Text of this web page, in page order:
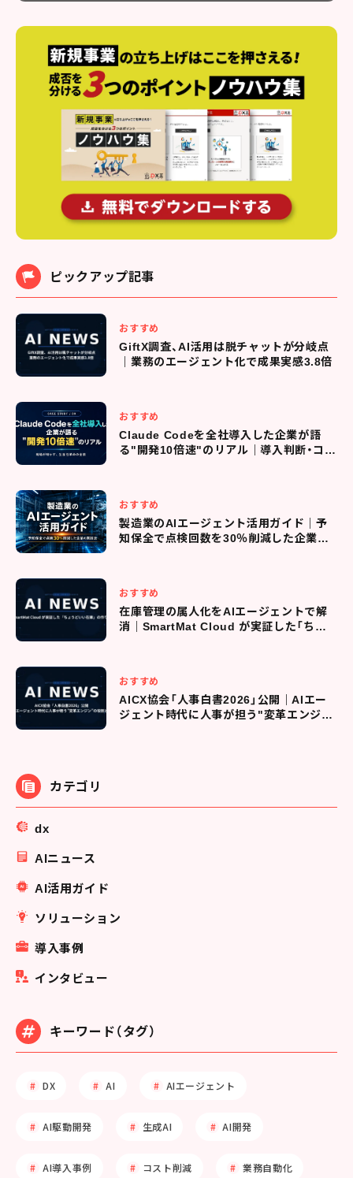
ピックアップ記事
おすすめ
GiftX調査、AI活用は脱チャットが分岐点
｜業務のエージェント化で成果実感3.8倍
おすすめ
Claude Codeを全社導入した企業が語
る"開発10倍速"のリアル｜導入判断・コス
おすすめ
製造業のAIエージェント活用ガイド｜予
知保全で点検回数を30％削減した企業の
おすすめ
在庫管理の属人化をAIエージェントで解
消｜SmartMat Cloud が実証した「ちょ
おすすめ
AICX協会「人事白書2026」公開｜AIエー
ジェント時代に人事が担う"変革エンジ
カテゴリ
dx
AIニュース
AI活用ガイド
ソリューション
導入事例
インタビュー
キーワード（タグ）
DX AI AIエージェント
AI駆動開発 生成AI AI開発
AI導入事例 コスト削減 業務自動化